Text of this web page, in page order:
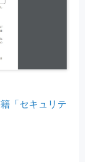
「セキュリテ